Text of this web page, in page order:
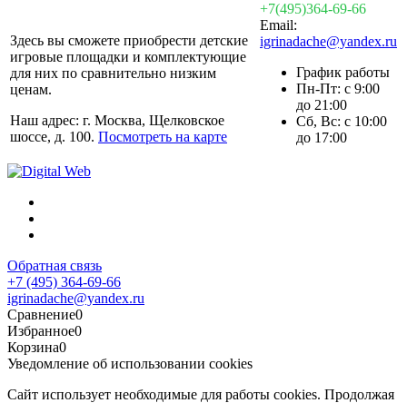
Здесь вы сможете приобрести детские
игровые площадки и комплектующие
для них по сравнительно низким
ценам.
Наш адрес: г. Москва, Щелковское
шоссе, д. 100. Посмотреть на карте
+7(495)364-69-66
Email:
igrinadache@yandex.ru
График работы
Пн-Пт: с 9:00
до 21:00
Сб, Вс: с 10:00
до 17:00
Обратная связь
+7 (495) 364-69-66
igrinadache@yandex.ru
Сравнение0
Избранное0
Корзина0
Уведомление об использовании cookies
Сайт использует необходимые для работы cookies. Продолжая